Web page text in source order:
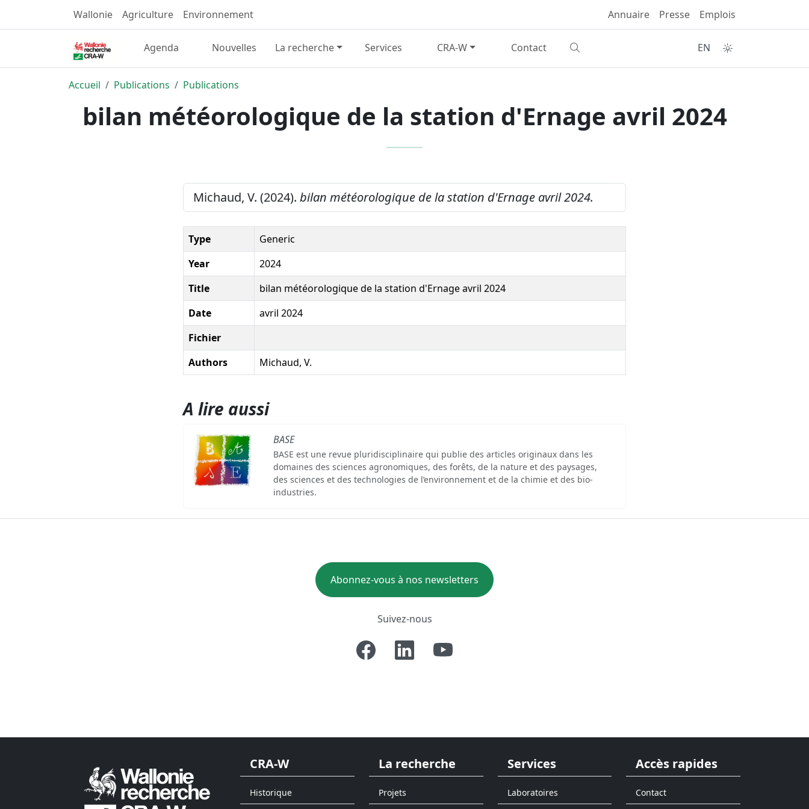
Wallonie Agriculture Environnement Annuaire Presse Emplois
Agenda Nouvelles La recherche Services CRA-W Contact EN
Accueil Publications Publications
bilan météorologique de la station d'Ernage avril 2024
Michaud, V. (2024). bilan météorologique de la station d'Ernage avril 2024.
Type
Generic
Year
2024
Title
bilan météorologique de la station d'Ernage avril 2024
Date
avril 2024
Fichier
Authors
Michaud, V.
A lire aussi
BASE
BASE est une revue pluridisciplinaire qui publie des articles originaux dans les
domaines des sciences agronomiques, des forêts, de la nature et des paysages,
des sciences et des technologies de l’environnement et de la chimie et des bio-
industries.
Abonnez-vous à nos newsletters
Suivez-nous
CRA-W
Historique
La recherche
Projets
Services
Laboratoires
Accès rapides
Contact